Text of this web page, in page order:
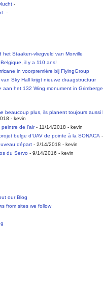
-
-
het Staaken-vliegveld van Morville
il y a 110 ans!
in voorpremière bij FlyingGroup
Sky Hall krijgt nieuwe draagstructuur
aan het 132 Wing monument in
beaucoup plus, ils planent toujours
- kevin
de l’air- 11/14/2018 - kevin
belge d’UAV de pointe à la SONACA
départ- 2/14/2018 - kevin
du Servo- 9/14/2016 - kevin
our Blog
from sites we follow